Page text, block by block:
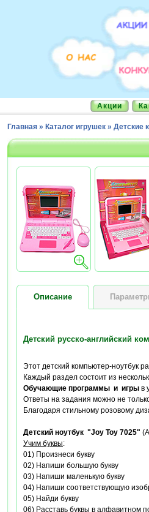
Акции
Главная » Каталог игрушек » Детские
Описание
Детский русско-английский
Этот детский компьютер-ноутбук
Каждый раздел состоит из
Обучающие программы и игры в
Ответы на задания можно не
Благодаря стильному розовому
Детский ноутбук "Joy Toy 7025"
Учим буквы:
01) Произнеси букву
02) Напиши большую букву
03) Напиши маленькую букву
04) Напиши соответствующую
05) Найди букву
06) Расставь буквы в алфавитном